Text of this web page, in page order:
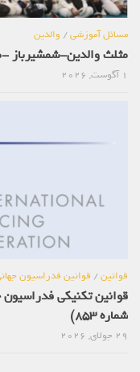
مسائل آموزشی/والدین
مثلث والدین-شمشیرباز -مربی
قوانین/قوانین فدراسیون جهانی
شماره 853)